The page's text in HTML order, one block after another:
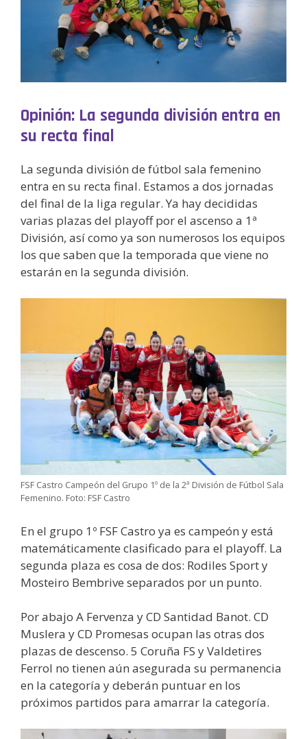
Opinión: La segunda división entra en
su recta final
La segunda división de fútbol sala femenino
entra en su recta final. Estamos a dos jornadas
del final de la liga regular. Ya hay decididas
varias plazas del playoff por el ascenso a 1ª
División, así como ya son numerosos los equipos
los que saben que la temporada que viene no
estarán en la segunda división.
FSF Castro Campeón del Grupo 1º de la 2ª División de Fútbol Sala
Femenino. Foto: FSF Castro
En el grupo 1º FSF Castro ya es campeón y está
matemáticamente clasificado para el playoff. La
segunda plaza es cosa de dos: Rodiles Sport y
Mosteiro Bembrive separados por un punto.
Por abajo A Fervenza y CD Santidad Banot. CD
Muslera y CD Promesas ocupan las otras dos
plazas de descenso. 5 Coruña FS y Valdetires
Ferrol no tienen aún asegurada su permanencia
en la categoría y deberán puntuar en los
próximos partidos para amarrar la categoría.